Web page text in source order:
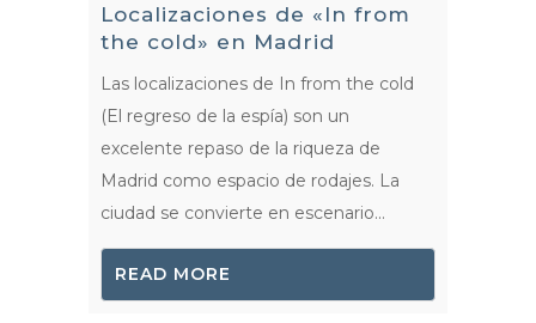
Localizaciones de «In from
the cold» en Madrid
Las localizaciones de In from the cold
(El regreso de la espía) son un
excelente repaso de la riqueza de
Madrid como espacio de rodajes. La
ciudad se convierte en escenario...
READ MORE